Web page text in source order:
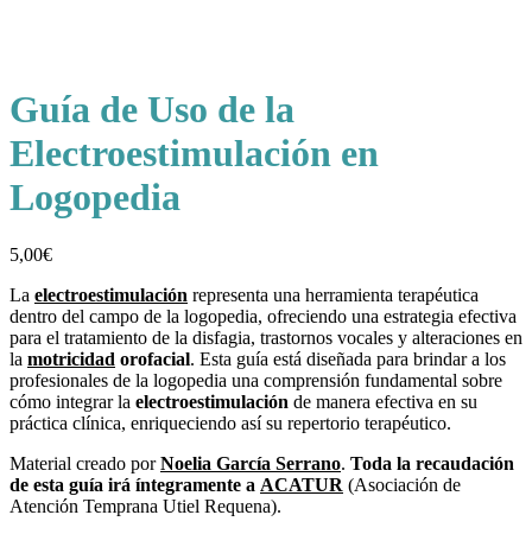
Guía de Uso de la
Electroestimulación en
Logopedia
5,00€
La electroestimulación representa una herramienta terapéutica
dentro del campo de la logopedia, ofreciendo una estrategia efectiva
para el tratamiento de la disfagia, trastornos vocales y alteraciones en
la motricidad orofacial. Esta guía está diseñada para brindar a los
profesionales de la logopedia una comprensión fundamental sobre
cómo integrar la electroestimulación de manera efectiva en su
práctica clínica, enriqueciendo así su repertorio terapéutico.
Material creado porNoelia García Serrano. Toda la recaudación
de esta guía irá íntegramente a ACATUR (Asociación de
Atención Temprana Utiel Requena).